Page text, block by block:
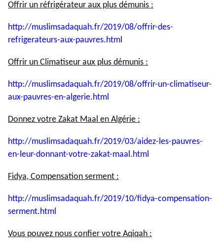
Offrir un réfrigérateur aux plus démunis :
http://muslimsadaquah.fr/2019/08/offrir-des-
refrigerateurs-aux-pauvres.html
Offrir un Climatiseur aux plus démunis :
http://muslimsadaquah.fr/2019/08/offrir-un-climatiseur-
aux-pauvres-en-algerie.html
Donnez votre Zakat Maal en Algérie :
http://muslimsadaquah.fr/2019/03/aidez-les-pauvres-
en-leur-donnant-votre-zakat-maal.html
Fidya, Compensation serment :
http://muslimsadaquah.fr/2019/10/fidya-compensation-
serment.html
Vous pouvez nous confier votre Aqiqah :